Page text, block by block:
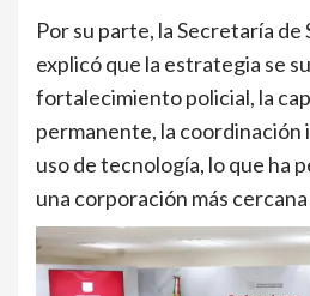
Por su parte, la Secretaría de
explicó que la estrategia se
fortalecimiento policial, la
permanente, la
uso de tecnología, lo que ha
una corporación más cercana